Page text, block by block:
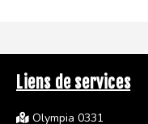
Liens de services
Olympia 0331